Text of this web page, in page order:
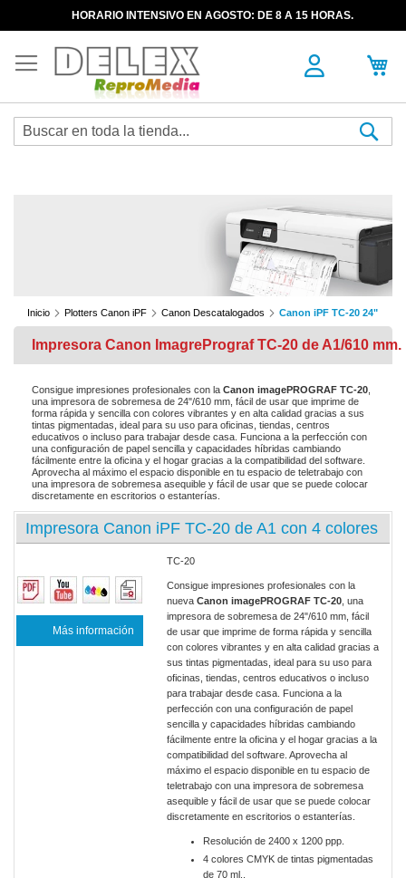
HORARIO INTENSIVO EN AGOSTO: DE 8 A 15 HORAS.
Inicio Plotters Canon iPF Canon Descatalogados Canon iPF TC-20 24"
Impresora Canon ImagrePrograf TC-20 de A1/610 mm.
Consigue impresiones profesionales con la Canon imagePROGRAF TC-20
una impresora de sobremesa de 24"/610 mm, fácil de usar que imprime de
forma rápida y sencilla con colores vibrantes y en alta calidad gracias a sus
tintas pigmentadas, ideal para su uso para oficinas, tiendas, centros
educativos o incluso para trabajar desde casa. Funciona a la perfección con
una configuración de papel sencilla y capacidades híbridas cambiando
fácilmente entre la oficina y el hogar gracias a la compatibilidad del software.
Aprovecha al máximo el espacio disponible en tu espacio de teletrabajo con
una impresora de sobremesa asequible y fácil de usar que se puede colocar
discretamente en escritorios o estanterías.
Impresora Canon iPF TC-20 de A1 con 4 colores
Más información
TC-20
Consigue impresiones profesionales con la
nueva Canon imagePROGRAF TC-20 , una
impresora de sobremesa de 24"/610 mm, fácil
de usar que imprime de forma rápida y sencilla
con colores vibrantes y en alta calidad gracias a
sus tintas pigmentadas, ideal para su uso para
oficinas, tiendas, centros educativos o incluso
para trabajar desde casa. Funciona a la
perfección con una configuración de papel
sencilla y capacidades híbridas cambiando
fácilmente entre la oficina y el hogar gracias a la
compatibilidad del software. Aprovecha al
máximo el espacio disponible en tu espacio de
teletrabajo con una impresora de sobremesa
asequible y fácil de usar que se puede colocar
discretamente en escritorios o estanterías.
Resolución de 2400 x 1200 ppp.
4 colores CMYK de tintas pigmentadas
de 70 ml..